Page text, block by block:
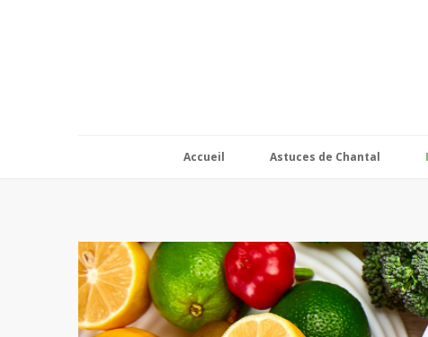
Accueil Astuces de Chantal